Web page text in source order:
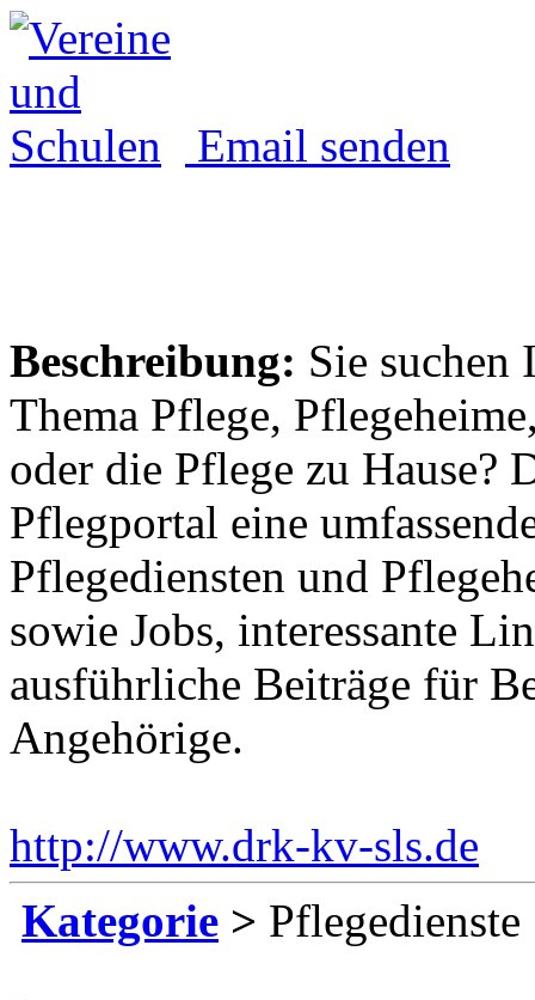
Email senden
Beschreibung: Sie suchen
Thema Pflege,
oder die Pflege zu Hause?
Pflegportal eine
Pflegediensten und
sowie Jobs, interessante
ausführliche Beiträge für
Angehörige.
http://www.drk-kv-sls.de
Kategorie > Pflegedienste